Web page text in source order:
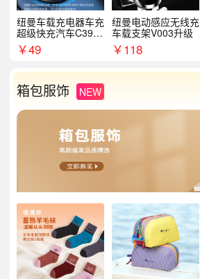
纽曼车载充电器车充
超级快充汽车C39提
手拉环
￥49
纽曼电动感应无线充
车载支架V003升级
￥118
箱包服饰 NEW